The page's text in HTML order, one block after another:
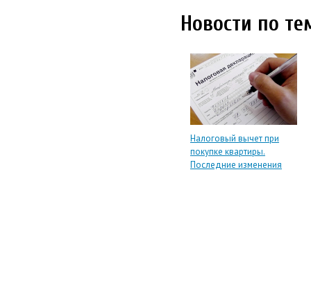
Новости по
Налоговый вычет при
покупке квартиры.
Последние изменения